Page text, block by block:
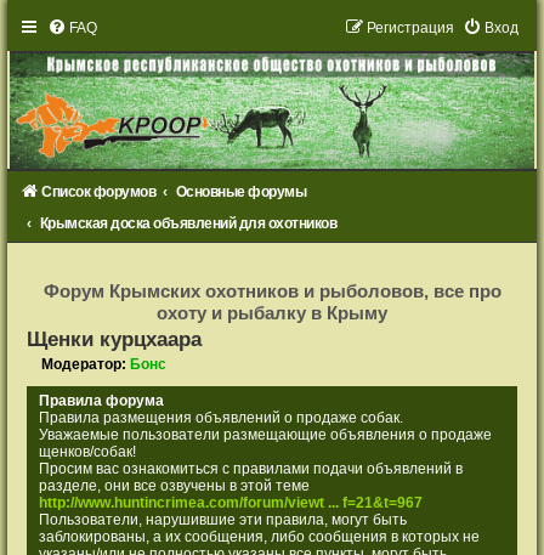
FAQ Вход
Регистрация
Список форумов
Основные форумы
Крымская доска объявлений для охотников
с
т
ц
и
Форум Крымских охотников и рыболовов, все про
охоту и рыбалку в Крыму
Щенки курцхаара
Модератор: Бонс
Правила форума
Правила размещения объявлений о продаже собак.
Уважаемые пользователи размещающие объявления о продаже
щенков/собак!
Просим вас ознакомиться с правилами подачи объявлений в
разделе, они все озвучены в этой теме
http://www.huntincrimea.com/forum/viewt ... f=21&t=967
Пользователи, нарушившие эти правила, могут быть
заблокированы, а их сообщения, либо сообщения в которых не